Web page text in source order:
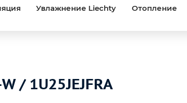
Увлажнение Liechty Отопление
/ 1U25JEJFRA